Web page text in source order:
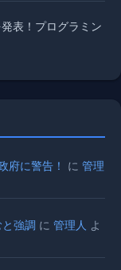
表！プログラミン
府に警告！ に 管理
強調 に 管理人 よ